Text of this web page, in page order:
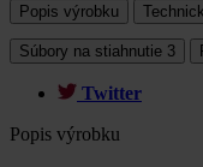
Popis výrobku
Súbory na stiahnutie 3
Twitter
Popis výrobku